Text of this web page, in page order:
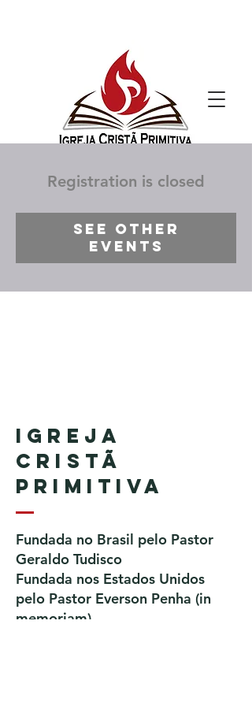
Registration is closed
See other
events
Igreja
Cristã
Primitiva
Fundada no Brasil pelo Pastor
Geraldo Tudisco
Fundada nos Estados Unidos
pelo Pastor Everson Penha​ (in
memoriam)